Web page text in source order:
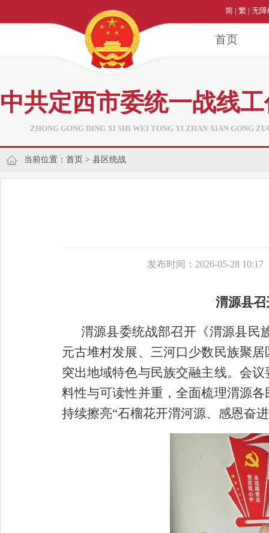
简 | 繁 | 无障
首页
中共定西市委统一战线
ZHONG GONG DING XI SHI WEI TONG YI ZHAN XIAN GONG
当前位置： 首页 > 县区统战
发布时间：2026-05-28 10:17
渭源县
渭源县委统战部召开《渭源县民
元古堆村发展、三河口少数民族聚
突出地域特色与民族交融主线。会
料性与可读性并重，全面梳理渭源
持续擦亮“石榴花开渭河源、感恩奋